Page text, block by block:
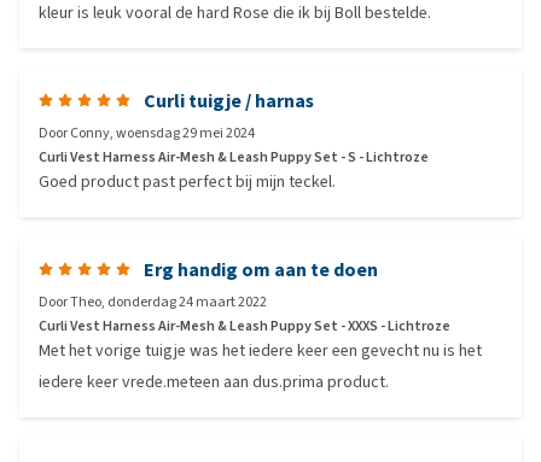
kleur is leuk vooral de hard Rose die ik bij Boll bestelde.
Curli tuigje / harnas
DoorConny,woensdag 29 mei 2024
Curli Vest Harness Air-Mesh & Leash Puppy Set - S - Lichtroze
Goed product past perfect bij mijn teckel.
Erg handig om aan te doen
DoorTheo, donderdag 24 maart 2022
Curli Vest Harness Air-Mesh & Leash Puppy Set - XXXS - Lichtroze
Met het vorige tuigje was het iedere keer een gevecht nu is het
iedere keer vrede.meteen aan dus.prima product.